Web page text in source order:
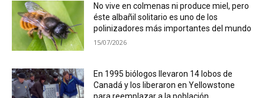
No vive en colmenas ni produce miel, pero
éste albañil solitario es uno de los
polinizadores más importantes del mundo
15/07/2026
En 1995 biólogos llevaron 14 lobos de
Canadá y los liberaron en Yellowstone